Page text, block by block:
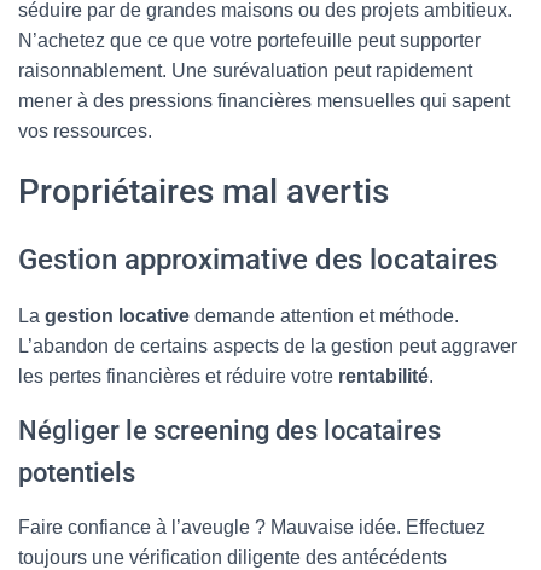
séduire par de grandes maisons ou des projets ambitieux.
N’achetez que ce que votre portefeuille peut supporter
raisonnablement. Une surévaluation peut rapidement
mener à des pressions financières mensuelles qui sapent
vos ressources.
Propriétaires mal avertis
Gestion approximative des locataires
La gestion locative demande attention et méthode.
L’abandon de certains aspects de la gestion peut aggraver
les pertes financières et réduire votre rentabilité.
Négliger le screening des locataires
potentiels
Faire confiance à l’aveugle ? Mauvaise idée. Effectuez
toujours une vérification diligente des antécédents